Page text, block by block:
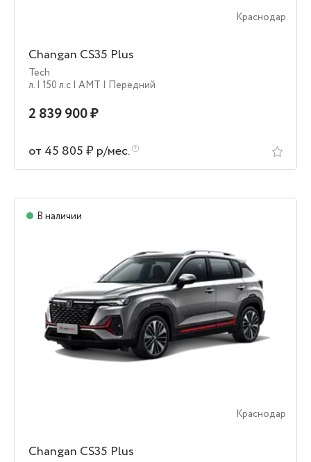
Краснодар
Changan CS35 Plus
Tech
л. | 150 л.c | AMT | Передний
2 839 900 ₽
от 45 805 ₽ р/мес.
В наличии
Краснодар
Changan CS35 Plus